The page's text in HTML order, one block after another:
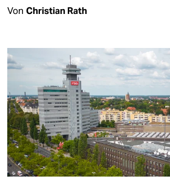
Von Christian Rath